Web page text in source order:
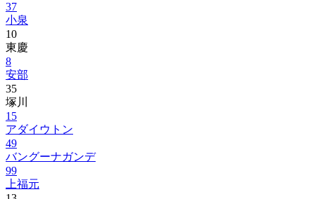
37
小泉
10
東慶
8
安部
35
塚川
15
アダイウトン
49
バングーナガンデ
99
上福元